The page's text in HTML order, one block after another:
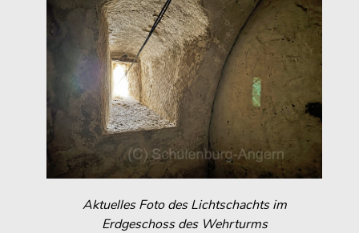
Aktuelles Foto des Lichtschachts im
Erdgeschoss des Wehrturms